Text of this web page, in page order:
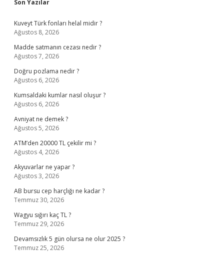
Sidebar
Son Yazılar
Kuveyt Türk fonları helal midir ?
Ağustos 8, 2026
Madde satmanın cezası nedir ?
Ağustos 7, 2026
Doğru pozlama nedir ?
Ağustos 6, 2026
Kumsaldaki kumlar nasıl oluşur ?
Ağustos 6, 2026
Avniyat ne demek ?
Ağustos 5, 2026
ATM’den 20000 TL çekilir mi ?
Ağustos 4, 2026
Akyuvarlar ne yapar ?
Ağustos 3, 2026
AB bursu cep harçlığı ne kadar ?
Temmuz 30, 2026
Wagyu sığırı kaç TL ?
Temmuz 29, 2026
Devamsızlık 5 gün olursa ne olur 2025 ?
Temmuz 25, 2026